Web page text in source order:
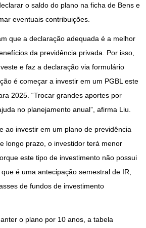
o saldo do plano na ficha de Bens e
eventuais contribuições.
que a declaração adequada é a melhor
da previdência privada. Por isso,
e faz a declaração via formulário
é começar a investir em um PGBL este
2025. “Trocar grandes aportes por
no planejamento anual”, afirma Liu.
ao investir em um plano de previdência
longo prazo, o investidor terá menor
este tipo de investimento não possui
é uma antecipação semestral de IR,
de fundos de investimento
o plano por 10 anos, a tabela